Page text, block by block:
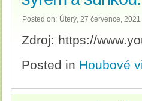
Posted on: Úterý, 27 července, 2021
Zdroj: https://
Posted in Houbové